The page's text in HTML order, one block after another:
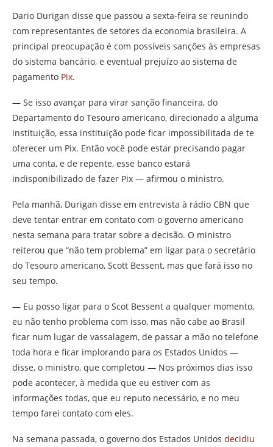
Dario Durigan disse que passou a sexta-feira se reunindo
com representantes de setores da economia brasileira. A
principal preocupação é com possíveis sanções às empresas
do sistema bancário, e eventual prejuízo ao sistema de
pagamento Pix.
— Se isso avançar para virar sanção financeira, do
Departamento do Tesouro americano, direcionado a alguma
instituição, essa instituição pode ficar impossibilitada de te
oferecer um Pix. Então você pode estar precisando pagar
uma conta, e de repente, esse banco estará
indisponibilizado de fazer Pix — afirmou o ministro.
Pela manhã, Durigan disse em entrevista à rádio CBN que
deve tentar entrar em contato com o governo americano
nesta semana para tratar sobre a decisão. O ministro
reiterou que “não tem problema” em ligar para o secretário
do Tesouro americano, Scott Bessent, mas que fará isso no
seu tempo.
— Eu posso ligar para o Scot Bessent a qualquer momento,
eu não tenho problema com isso, mas não cabe ao Brasil
ficar num lugar de vassalagem, de passar a mão no telefone
toda hora e ficar implorando para os Estados Unidos —
disse, o ministro, que completou — Nos próximos dias isso
pode acontecer, à medida que eu estiver com as
informações todas, que eu reputo necessário, e no meu
tempo farei contato com eles.
Na semana passada, o governo dos Estados Unidos decidiu